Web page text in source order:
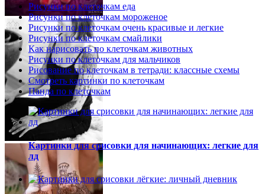
Рисунки по клеточкам еда
Рисунки по клеточкам мороженое
Рисунки по клеточкам очень красивые и легкие
Рисунки по клеточкам смайлики
Как нарисовать по клеточкам животных
Рисунки по клеточкам для мальчиков
Рисование по клеточкам в тетради: классные схемы
Смотреть картинки по клеточкам
Панда по клеточкам
Картинки для срисовки для начинающих: легкие для
лд